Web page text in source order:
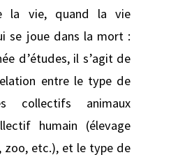
la vie, quand la vie
se joue dans la mort :
d’études, il s’agit de
entre le type de
collectifs animaux
humain (élevage
zoo, etc.), et le type de